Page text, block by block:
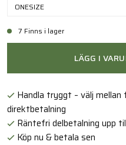
ONESIZE
7 Finns i lager
LÄGG I
Handla tryggt – välj
direktbetalning
Räntefri delbetalning upp
Köp nu & betala sen